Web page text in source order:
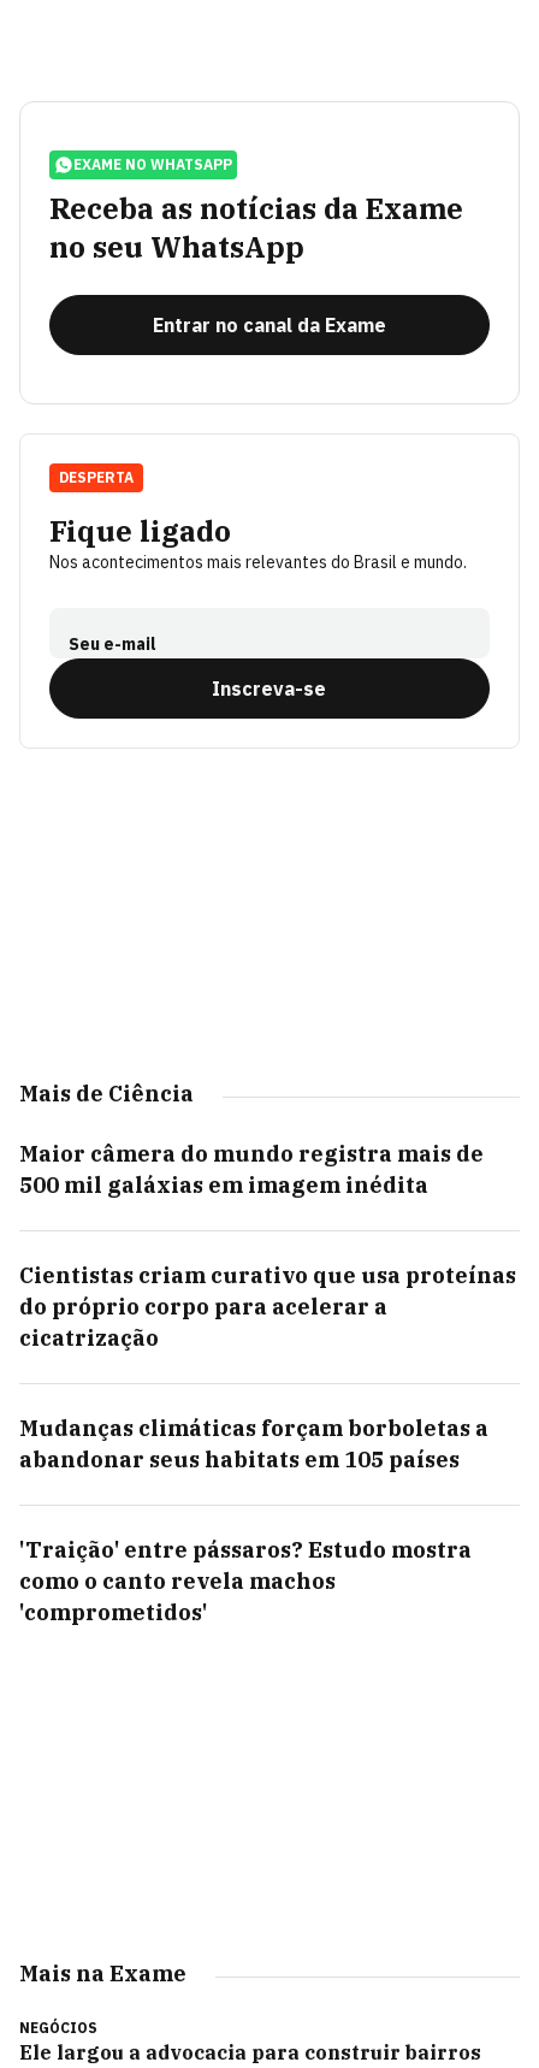
EXAME NO WHATSAPP
Receba as notícias da Exame
no seu WhatsApp
Entrar no canal da Exame
Fique ligado
Nos acontecimentos mais relevantes do Brasil e mundo.
Seu e-mail
Inscreva-se
DESPERTA
Mais de Ciência
Maior câmera do mundo registra mais de
500 mil galáxias em imagem inédita
Cientistas criam curativo que usa proteínas
do próprio corpo para acelerar a
cicatrização
Mudanças climáticas forçam borboletas a
abandonar seus habitats em 105 países
'Traição' entre pássaros? Estudo mostra
como o canto revela machos
'comprometidos'
Mais na Exame
NEGÓCIOS
Ele largou a advocacia para construir bairros